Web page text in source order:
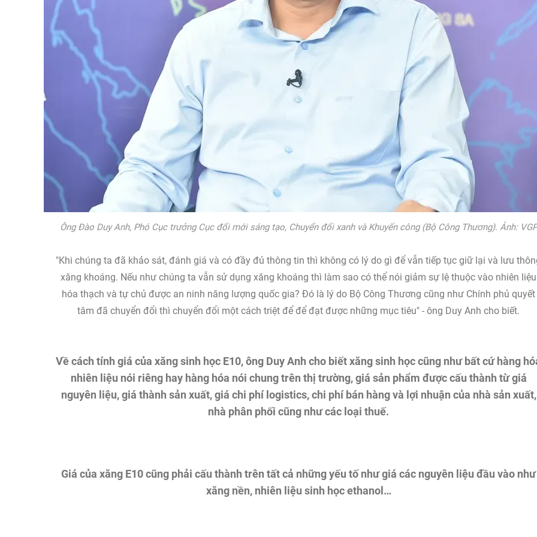
Ông Đào Duy Anh, Phó Cục trưởng Cục đổi mới sáng tạo, Chuyển đổi xanh và Khuyến công (Bộ Công Thương). Ảnh: VGP
"Khi chúng ta đã khảo sát, đánh giá và có đầy đủ thông tin thì không có lý do gì để vẫn tiếp tục giữ lại và lưu
xăng khoáng. Nếu như chúng ta vẫn sử dụng xăng khoáng thì làm sao có thể nói giảm sự lệ thuộc vào nhiên liệu
hóa thạch và tự chủ được an ninh năng lượng quốc gia? Đó là lý do Bộ Công Thương cũng như Chính phủ quyết
tâm đã chuyển đổi thì chuyển đổi một cách triệt để để đạt được những mục tiêu" - ông Duy Anh cho biết.
Về cách tính giá của xăng sinh học E10, ông Duy Anh cho biết xăng sinh học cũng như bất cứ hàng
nhiên liệu nói riêng hay hàng hóa nói chung trên thị trường, giá sản phẩm được cấu thành từ giá
nguyên liệu, giá thành sản xuất, giá chi phí logistics, chi phí bán hàng và lợi nhuận của nhà sản xuất,
nhà phân phối cũng như các loại thuế.
Giá của xăng E10 cũng phải cấu thành trên tất cả những yếu tố như giá các nguyên liệu đầu vào như
xăng nền, nhiên liệu sinh học ethanol…